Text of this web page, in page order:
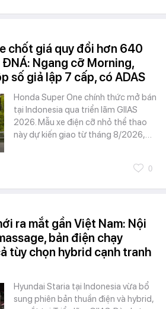
chốt giá quy đổi hơn 640
Ngang cỡ Morning,
số giả lập 7 cấp, có ADAS
Honda Super One chính thức mở bán
tại Indonesia qua triển lãm GIIAS
2026. Mẫu xe điện cỡ nhỏ thể thao
này dự kiến giao từ tháng 8/2026,…
0
ra mắt gần Việt Nam: Nội
bản điện chạy
tùy chọn hybrid cạnh tranh
Hyundai Staria tại Indonesia vừa bổ
sung phiên bản thuần điện và hybrid,